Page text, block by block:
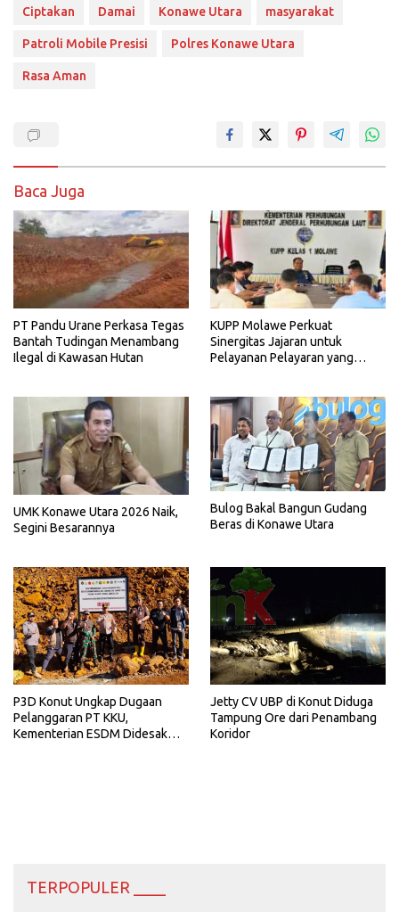
Ciptakan Damai Konawe Utara masyarakat
Patroli Mobile Presisi Polres Konawe Utara
Rasa Aman
Baca Juga
PT Pandu Urane Perkasa Tegas
Bantah Tudingan Menambang
Ilegal di Kawasan Hutan
KUPP Molawe Perkuat
Sinergitas Jajaran untuk
Pelayanan Pelayaran yang
UMK Konawe Utara 2026 Naik,
Segini Besarannya
Bulog Bakal Bangun Gudang
Beras di Konawe Utara
P3D Konut Ungkap Dugaan
Pelanggaran PT KKU,
Kementerian ESDM Didesak
Jetty CV UBP di Konut Diduga
Tampung Ore dari Penambang
Koridor
TERPOPULER ____